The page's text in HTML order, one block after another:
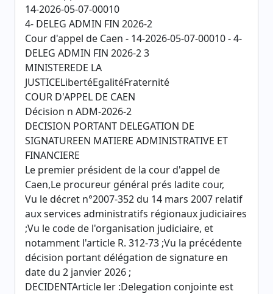
14-2026-05-07-00010
4- DELEG ADMIN FIN 2026-2
Cour d'appel de Caen - 14-2026-05-07-00010 - 4-
DELEG ADMIN FIN 2026-2 3
MINISTEREDE LA
JUSTICELibertéEgalitéFraternité
COUR D'APPEL DE CAEN
Décision n ADM-2026-2
DECISION PORTANT DELEGATION DE
SIGNATUREEN MATIERE ADMINISTRATIVE ET
FINANCIERE
Le premier président de la cour d'appel de
Caen,Le procureur général prés ladite cour,
Vu le décret n°2007-352 du 14 mars 2007 relatif
aux services administratifs régionaux judiciaires
;Vu le code de l'organisation judiciaire, et
notamment l'article R. 312-73 ;Vu la précédente
décision portant délégation de signature en
date du 2 janvier 2026 ;
DECIDENTArticle ler :Delegation conjointe est